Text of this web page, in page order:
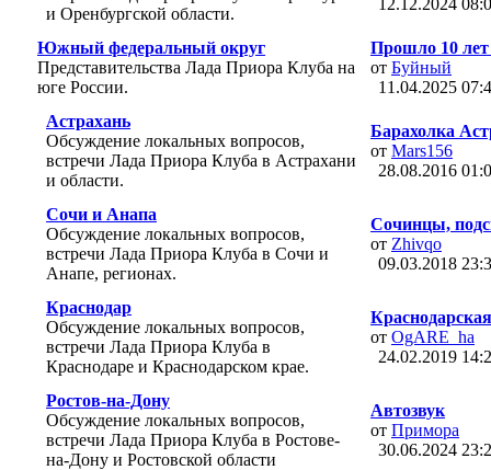
и Оренбургской области.
12.12.2024
Южный федеральный округ
Представительства Лада Приора Клуба на
юге России.
Прошло 10 лет
от Буйный
11.04.2025
Астрахань
Обсуждение локальных вопросов,
встречи Лада Приора Клуба в Астрахани
и области.
Барахолка
от Mars156
28.08.2016
Сочи и Анапа
Обсуждение локальных вопросов,
встречи Лада Приора Клуба в Сочи и
Анапе, регионах.
Сочинцы,
от Zhivqo
09.03.2018
Краснодар
Обсуждение локальных вопросов,
встречи Лада Приора Клуба в
Краснодаре и Краснодарском крае.
от OgARE_ha
24.02.2019
Ростов-на-Дону
Обсуждение локальных вопросов,
встречи Лада Приора Клуба в Ростове-
на-Дону и Ростовской области
Автозвук
от Примора
30.06.2024